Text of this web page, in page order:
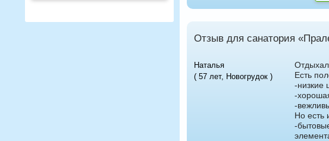
Отзыв для санатория
Наталья
( 57 лет, Новогрудок )
Есть
-низкие
-
-
Но есть
-